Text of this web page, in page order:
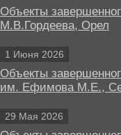
Объекты
М.В.Гордеева, Орел
1 Июня 2026
Объекты
им. Ефимова М.Е.,
29 Мая 2026